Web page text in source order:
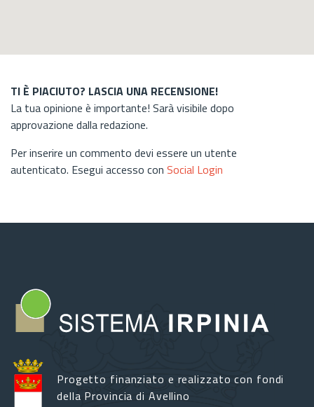
TI È PIACIUTO? LASCIA UNA RECENSIONE!
La tua opinione è importante! Sarà visibile dopo
approvazione dalla redazione.
Per inserire un commento devi essere un utente
autenticato. Esegui accesso con Social Login
Progetto finanziato e realizzato con fondi
della Provincia di Avellino